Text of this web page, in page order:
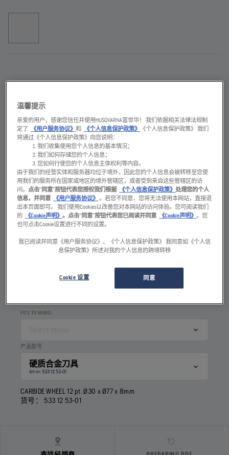
硬质合金刀具
产品说明
高性能硬质合金刀头，用于改变混凝土和沥青的表面结
构。此硬质合金轮用于将混凝土、石头和沥青粗糙化，以
及清除旧的涂层、树脂、砂浆层、瓷砖或其他硬质材料。
附件
附件，适用于
地面铣刨机
刃数
12
12
FITS TO MODEL
产品型号
硬质合金刀具
Art nr: 533 12 53‑01
CARBIDE WHEEL 12 pt. Ø30 x Ø77 x 8mm
货号：
533 12 53‑01
温馨提示
亲爱的用户，感谢您信任并使用HUSQVARNA富世华！ 我们依据相关法律法规制
定了
《用户服务协议》和 《个人信息保护政策》
《个人信息保护政策》 我们
将通过《个人信息保护政策》向您说明：
我们收集使用您个人信息的基本情况；
我们如何存储您的个人信息；
您如何行使您的个人信息主体权利等内容。
由于我们的经营实体和服务器均位于境外，因此您的个人信息会被转移至您使
用我们的服务所在国家或地区的境外管辖区，或者受到来自这些管辖区的访
问。 点击“同意”按钮代表您授权我们根据 《个人信息保护政策》处理您的个人
信息，并同意
《用户服务协议》 。若您不同意，您将无法使用本网站，直接退
出本页面即可。 我们使用Cookies以改善您对本网站的访问体验。您可阅读我们
的
《Cookie声明》。点击“同意”按钮代表您已阅读并同意 《Cookie声明》。您
也可点击Cookie设置进行不同的设置。
我已阅读并同意《用户服务协议》、《个人信息保护政策》 我同意如《个人信
息保护政策》所述对我的个人信息的跨境转移
同意
Cookie 设置